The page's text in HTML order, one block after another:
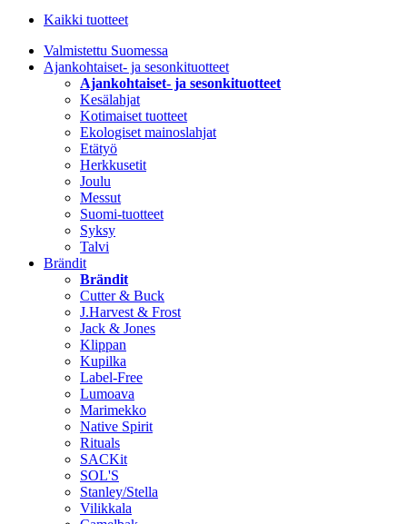
Kaikki tuotteet
Valmistettu Suomessa
Ajankohtaiset- ja sesonkituotteet
Ajankohtaiset- ja sesonkituotteet
Kesälahjat
Kotimaiset tuotteet
Ekologiset mainoslahjat
Etätyö
Herkkusetit
Joulu
Messut
Suomi-tuotteet
Syksy
Talvi
Brändit
Brändit
Cutter & Buck
J.Harvest & Frost
Jack & Jones
Klippan
Kupilka
Label-Free
Lumoava
Marimekko
Native Spirit
Rituals
SACKit
SOL'S
Stanley/Stella
Vilikkala